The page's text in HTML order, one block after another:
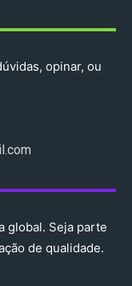
opinar, ou
global. Seja parte
de qualidade.